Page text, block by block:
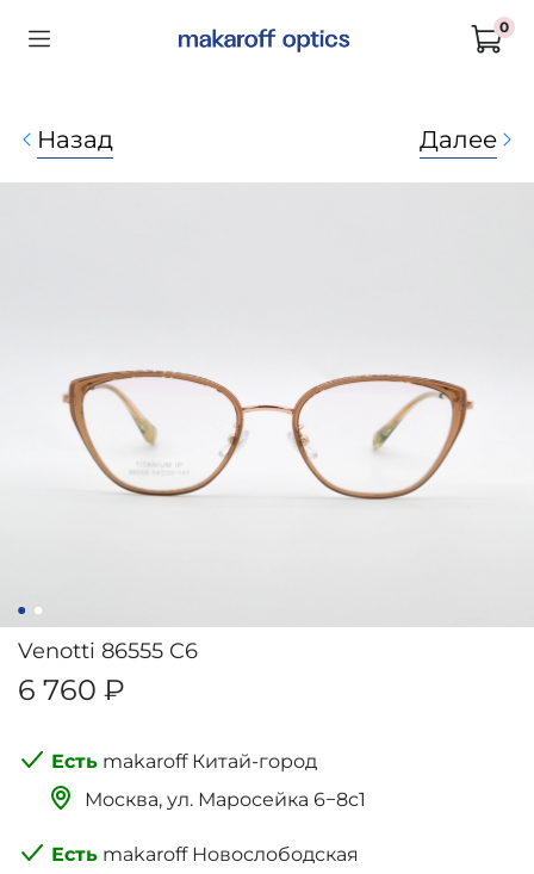
0
Назад Далее
Venotti 86555 C6
6 760 ₽
makaroff Китай-город
Москва, ‌‌‌‌ул. Маросейка 6−8с1
makaroff Новослободская